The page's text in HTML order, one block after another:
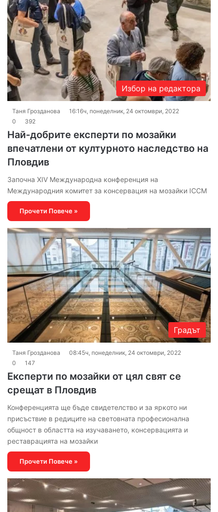
Избор на редактора
Таня Грозданова
16:16ч, понеделник, 24 октомври, 2022
0
392
Най-добрите експерти по мозайки
впечатлени от културното наследство на
Пловдив
Започна XIV Международна конференция на
Международния комитет за консервация на мозайки ICCM
Прочети Повече »
Градът
Таня Грозданова
08:45ч, понеделник, 24 октомври, 2022
0
147
Експерти по мозайки от цял свят се
срещат в Пловдив
Конференцията ще бъде свидетелство и за яркото ни
присъствие в редиците на световната професионална
общност в областта на изучаването, консервацията и
реставрацията на мозайки
Прочети Повече »